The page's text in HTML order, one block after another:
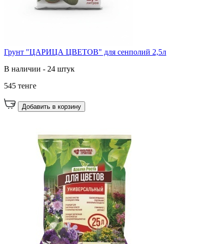
Грунт "ЦАРИЦА ЦВЕТОВ" для сенполий 2,5л
В наличии - 24 штук
545 тенге
Добавить в корзину